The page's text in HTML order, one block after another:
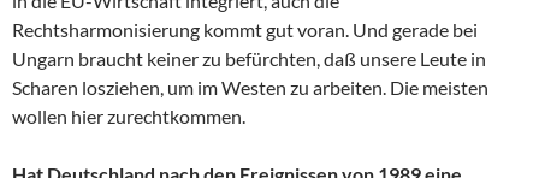
Rechtsharmonisierung kommt gut voran. Und gerade bei
Ungarn braucht keiner zu befürchten, daß unsere Leute in
Scharen losziehen, um im Westen zu arbeiten. Die meisten
wollen hier zurechtkommen.